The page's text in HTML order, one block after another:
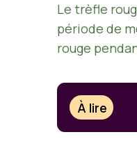
Le trèfle
période de
rouge
À lire